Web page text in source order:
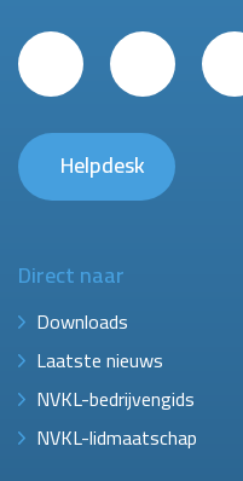
Helpdesk
Direct naar
Downloads
Laatste nieuws
NVKL-bedrijvengids
NVKL-lidmaatschap